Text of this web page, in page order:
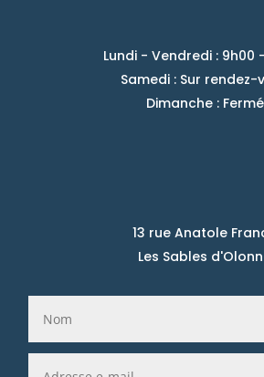
Lundi - Vendredi : 9h00
Samedi : Sur rendez-
Dimanche : Fermé
13 rue Anatole
Les Sables